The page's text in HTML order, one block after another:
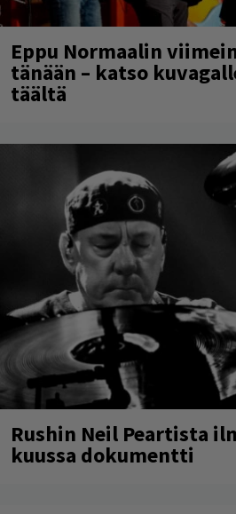
Eppu Normaalin
tänään – katso
täältä
Rushin Neil Peartista
kuussa dokumentti